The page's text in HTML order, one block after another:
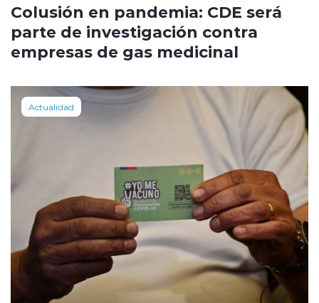
Colusión en pandemia: CDE será
parte de investigación contra
empresas de gas medicinal
Actualidad